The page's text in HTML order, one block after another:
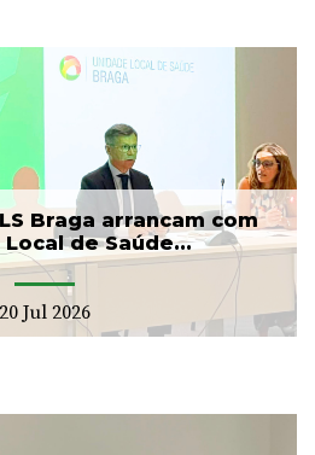
Braga arrancam com
Local de Saúde...
20 Jul 2026